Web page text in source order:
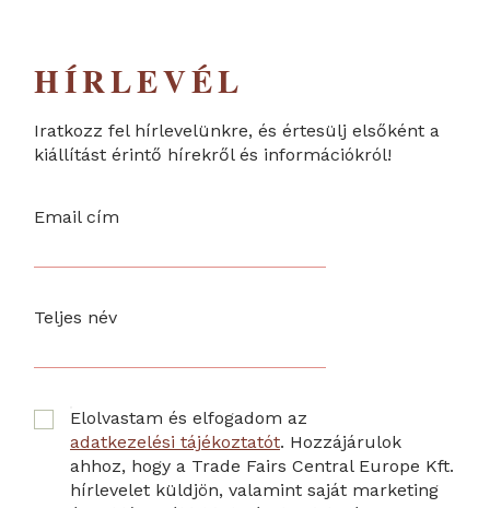
HÍRLEVÉL
Iratkozz fel hírlevelünkre, és értesülj elsőként a
kiállítást érintő hírekről és információkról!
Email cím
Teljes név
Elolvastam és elfogadom az
adatkezelési tájékoztatót. Hozzájárulok
ahhoz, hogy a Trade Fairs Central Europe Kft.
hírlevelet küldjön, valamint saját marketing